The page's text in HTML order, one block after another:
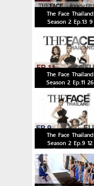
The Face Thailand
Season 2 Ep.13 9
มกราคม 2559
The Face Thailand
Season 2 Ep.11 26
ธันวาคม 2558
The Face Thailand
Season 2 Ep.9 12
ธันวาคม 2558